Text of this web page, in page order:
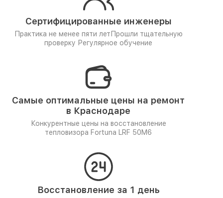
Сертифицированные инженеры
Практика не менее пяти лет Прошли тщательную
проверку Регулярное обучение
Самые оптимальные цены на ремонт
в Краснодаре
Конкурентные цены на восстановление
тепловизора Fortuna LRF 50M6
Восстановление за 1 день